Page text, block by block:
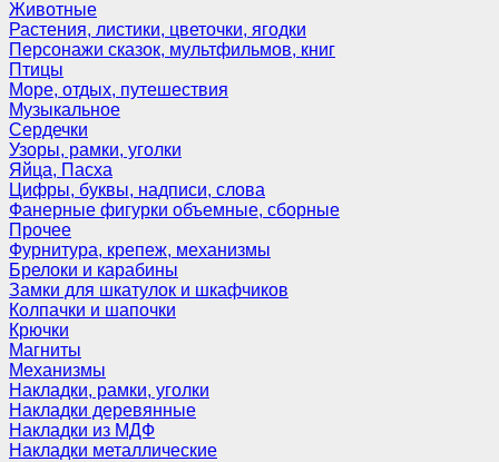
Животные
Растения, листики, цветочки, ягодки
Персонажи сказок, мультфильмов, книг
Птицы
Море, отдых, путешествия
Музыкальное
Сердечки
Узоры, рамки, уголки
Яйца, Пасха
Цифры, буквы, надписи, слова
Фанерные фигурки объемные, сборные
Прочее
Фурнитура, крепеж, механизмы
Брелоки и карабины
Замки для шкатулок и шкафчиков
Колпачки и шапочки
Крючки
Магниты
Механизмы
Накладки, рамки, уголки
Накладки деревянные
Накладки из МДФ
Накладки металлические